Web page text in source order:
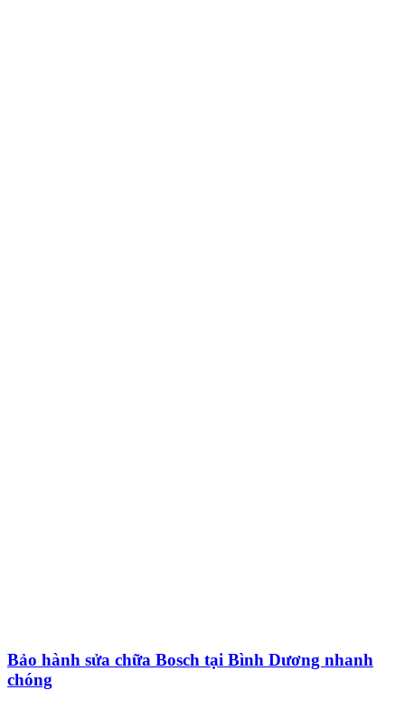
Bảo hành sửa chữa Bosch tại Bình Dương nhanh
chóng